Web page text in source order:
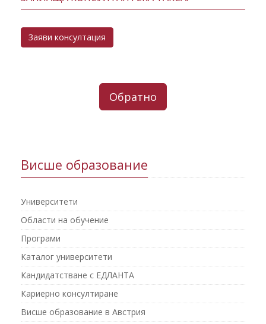
Заяви консултация
Обратно
Висше образование
Университети
Области на обучение
Програми
Каталог университети
Кандидатстване с ЕДЛАНТА
Кариерно консултиране
Висше образование в Австрия